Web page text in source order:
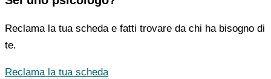
Reclama la tua scheda e fatti trovare da chi ha bisogno di
te.
Reclama la tua scheda